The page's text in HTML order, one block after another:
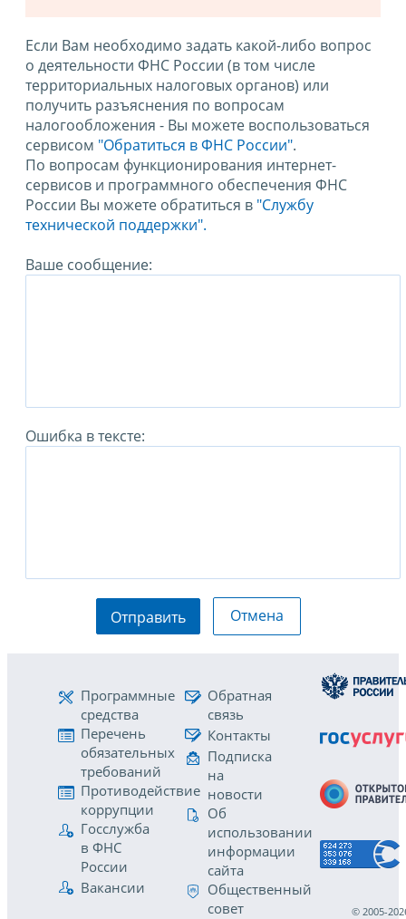
Если Вам необходимо задать какой-либо вопрос
о деятельности ФНС России (в том числе
территориальных налоговых органов) или
получить разъяснения по вопросам
налогообложения - Вы можете воспользоваться
сервисом "Обратиться в ФНС России".
По вопросам функционирования интернет-
сервисов и программного обеспечения ФНС
России Вы можете обратиться в "Службу
технической поддержки".
Ваше сообщение:
Ошибка в тексте:
Отправить Отмена
Программные
средства
Перечень
обязательных
требований
Противодействие
коррупции
Госслужба
в ФНС
России
Вакансии
Обратная
связь
Контакты
Подписка
на
новости
Об
использовании
информации
сайта
Общественный
совет
© 2005-